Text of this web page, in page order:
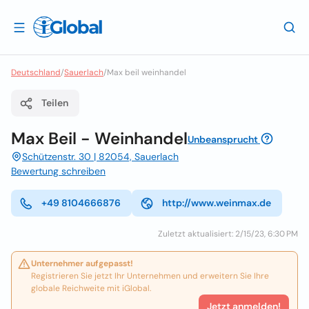
Deutschland/Sauerlach/Max beil weinhandel
Teilen
Max Beil - WeinhandelUnbeansprucht
Schützenstr. 30 | 82054, Sauerlach
Bewertung schreiben
+49 8104666876 http://www.weinmax.de
Zuletzt aktualisiert: 2/15/23, 6:30 PM
Unternehmer aufgepasst!
Registrieren Sie jetzt Ihr Unternehmen und erweitern Sie Ihre
globale Reichweite mit iGlobal.
Jetzt anmelden!